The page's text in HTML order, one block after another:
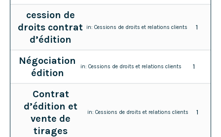
cession de
droits contrat
d’édition
in:Cessions de droits et relations clients 1
Négociation
édition
in:Cessions de droits et relations clients 1
Contrat
d’édition et
vente de
tirages
in: Cessions de droits et relations clients 1